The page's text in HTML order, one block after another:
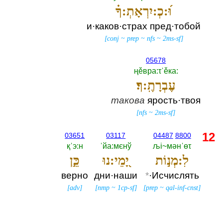
וּ֝:כְ:יִרְאָתְ:ךָ֗
и·каков·страх пред·тобой
[conj~ prep~ nfs~ 2ms-sf]
05678
ңěвра:τˈěка:‎
עֶבְרָתֶֽ:ךָ׃
такова ярость·твоя
[nfs ~2ms-sf]
04487 8800
љi~мәнˈөτ
לִ:מְנ֣וֹת
*·Исчислять
[prep ~qal-inf-cnst]
03117
ˈйа:мєнў
יָ֭מֵי:נוּ
дни·наши
[nmp~ 1cp-sf]
03651
қˈэ:н
כֵּ֣ן
верно
[adv]
12